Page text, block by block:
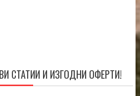
СТАТИИ И ИЗГОДНИ ОФЕРТИ!